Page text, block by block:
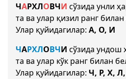
ЧАРХЛОВЧИ сўзида унли
та ва улар қизил ранг
Улар қуйидагилар: А, О, И
ЧАРХЛОВЧИ сўзида ундош
та ва улар кўк ранг билан
Улар қуйидагилар: Ч, Р, Х,